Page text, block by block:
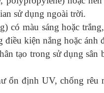
sử dụng ngoài trời.
có màu sáng hoặc
điều kiện nắng hoặc ánh
tạo trong sử dụng
ổn định UV, chống rêu